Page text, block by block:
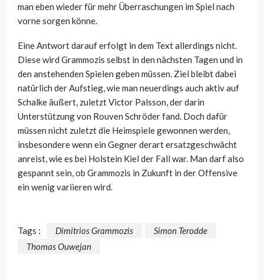
man eben wieder für mehr Überraschungen im Spiel nach
vorne sorgen könne.
Eine Antwort darauf erfolgt in dem Text allerdings nicht.
Diese wird Grammozis selbst in den nächsten Tagen und in
den anstehenden Spielen geben müssen. Ziel bleibt dabei
natürlich der Aufstieg, wie man neuerdings auch aktiv auf
Schalke äußert, zuletzt Victor Palsson, der darin
Unterstützung von Rouven Schröder fand. Doch dafür
müssen nicht zuletzt die Heimspiele gewonnen werden,
insbesondere wenn ein Gegner derart ersatzgeschwächt
anreist, wie es bei Holstein Kiel der Fall war. Man darf also
gespannt sein, ob Grammozis in Zukunft in der Offensive
ein wenig variieren wird.
Tags : Dimitrios Grammozis
Simon Terodde
Thomas Ouwejan